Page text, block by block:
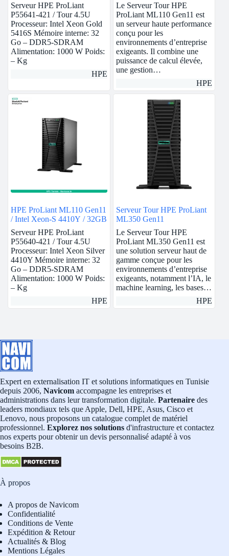
Serveur HPE ProLiant
P55641-421 / Tour 4.5U
Processeur: Intel Xeon Gold
5416S Mémoire interne: 32
Go – DDR5-SDRAM
Alimentation: 1000 W Poids:
– Kg
HPE
Le Serveur Tour HPE
ProLiant ML110 Gen11 est
un serveur haute performance
conçu pour les
environnements d’entreprise
exigeants. Il combine une
puissance de calcul élevée,
une gestion…
HPE
HPE ProLiant ML110 Gen11
/ Intel Xeon-S 4410Y / 32GB
Serveur HPE ProLiant
P55640-421 / Tour 4.5U
Processeur: Intel Xeon Silver
4410Y Mémoire interne: 32
Go – DDR5-SDRAM
Alimentation: 1000 W Poids:
– Kg
HPE
Serveur Tour HPE ProLiant
ML350 Gen11
Le Serveur Tour HPE
ProLiant ML350 Gen11 est
une solution serveur haut de
gamme conçue pour les
environnements d’entreprise
exigeants, notamment l’IA, le
machine learning, les bases…
HPE
Expert en externalisation IT et solutions informatiques en Tunisie
depuis 2006, Navicom accompagne les entreprises et
administrations dans leur transformation digitale. Partenaire des
leaders mondiaux tels que Apple, Dell, HPE, Asus, Cisco et
Lenovo, nous proposons un catalogue complet de matériel
professionnel. Explorez nos solutions d'infrastructure et contactez
nos experts pour obtenir un devis personnalisé adapté à vos
besoins B2B.
À propos
A propos de Navicom
Confidentialité
Conditions de Vente
Expédition & Retour
Actualités & Blog
Mentions Légales